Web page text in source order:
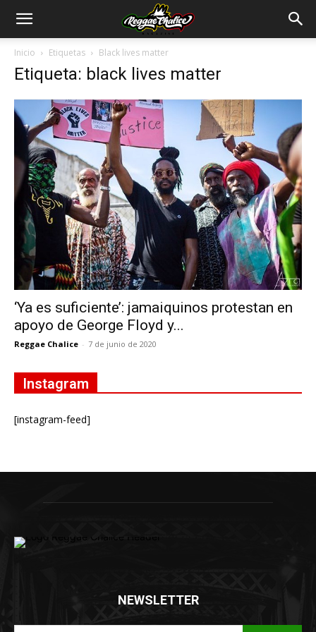
Inicio Etiquetas Black lives matter
Etiqueta: black lives matter
‘Ya es suficiente’: jamaiquinos protestan en
apoyo de George Floyd y...
Reggae Chalice - 7 de junio de 2020
Instagram
[instagram-feed]
NEWSLETTER